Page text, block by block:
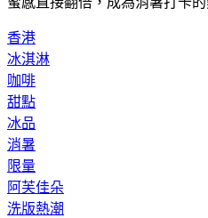
冰淇淋
咖啡
甜點
冰品
消暑
限量
阿芙佳朵
洗版熱潮
雲朵棉花糖